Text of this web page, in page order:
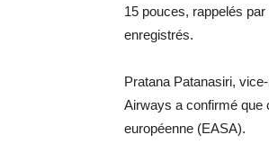
15 pouces, rappelés
enregistrés.
Pratana Patanasiri,
Airways a confirmé que
européenne (EASA).